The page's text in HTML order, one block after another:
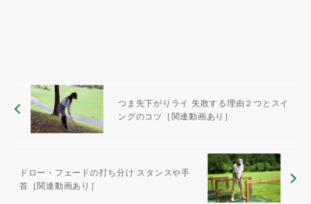
つま先下がりライ 失敗する理由２つとスイ
ングのコツ［関連動画あり］
ドロー・フェードの打ち分け スタンスや手
首［関連動画あり］